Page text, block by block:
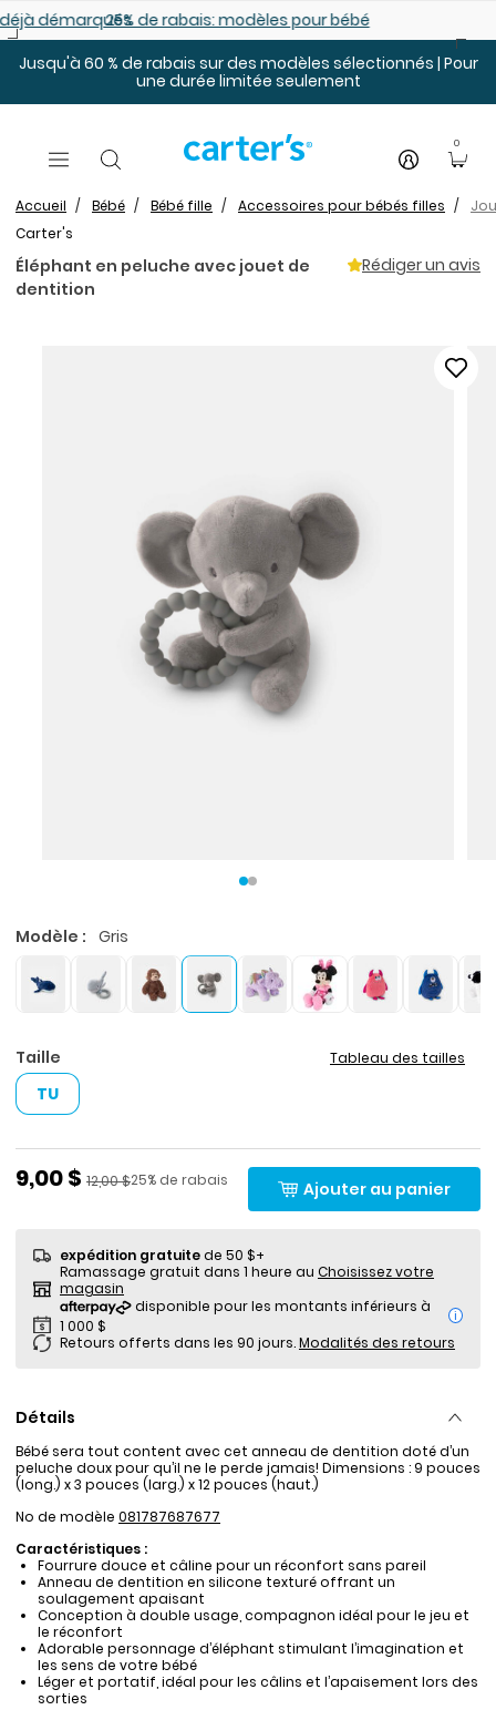
démarqués25% de rabais: modèles pour bébé
Jusqu'à 60 % de rabais sur des modèles sélectionnés | Pour
une durée limitée seulement
0
Accueil Bébé Bébé fille Accessoires pour bébés filles
Carter's
Éléphant en peluche avec jouet de
dentition
Rédiger un avis
Modèle : Gris
Taille Tableau des tailles
TU
Prix de solde
9,00 $ Pourcentage de rabais
25% de rabais
Prix ​​de détail suggéré par le fabricant
12,00 $ Ajouter au panier
expédition gratuitede 50 $+
Ramassage gratuit dans 1 heure au Choisissez votre
magasin
i
Retours offerts dans les 90 jours.Modalités des retours
Détails
Bébé sera tout content avec cet anneau de dentition doté d’un
peluche doux pour qu’il ne le perde jamais! Dimensions : 9 pouces
(long.) x 3 pouces (larg.) x 12 pouces (haut.)
No de modèle 081787687677
Caractéristiques :
Fourrure douce et câline pour un réconfort sans pareil
Anneau de dentition en silicone texturé offrant un
soulagement apaisant
Conception à double usage, compagnon idéal pour le jeu et
le réconfort
Adorable personnage d’éléphant stimulant l’imagination et
les sens de votre bébé
Léger et portatif, idéal pour les câlins et l’apaisement lors des
sorties